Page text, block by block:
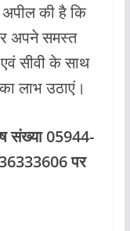
की है कि
अपने समस्त
सीवी के साथ
लाभ उठाएं।
संख्या 05944-
पर